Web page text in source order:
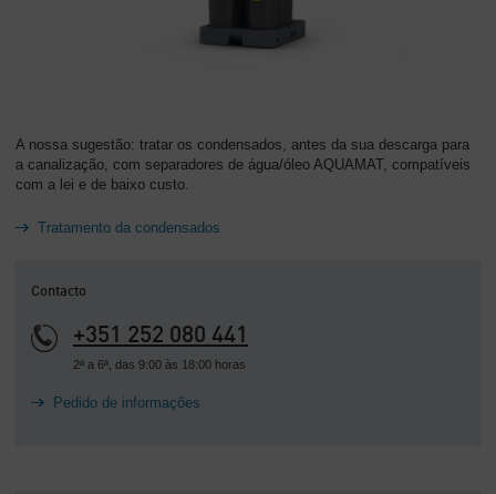
A nossa sugestão: tratar os condensados, antes da sua descarga para
a canalização, com separadores de água/óleo AQUAMAT, compatíveis
com a lei e de baixo custo.
Tratamento da condensados
Contacto
+351 252 080 441
2ª a 6ª, das 9:00 às 18:00 horas
Pedido de informações